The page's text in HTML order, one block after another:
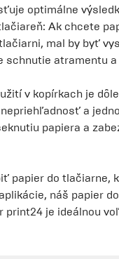
optimálne
Ak chcete
mal by byť
schnutie atramentu a
v kopírkach je
a
papiera a
papier do tlačiarne,
náš papier
print24 je ideálnou